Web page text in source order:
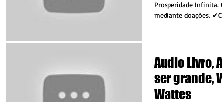
Prosperidade Infinita.
mediante doações.
Audio Livro,
ser grande,
Wattes